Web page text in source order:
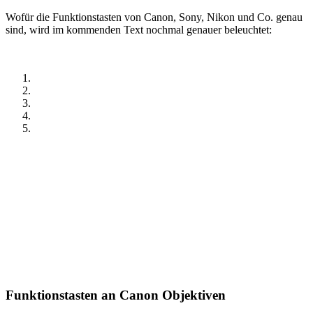
Wofür die Funktionstasten von Canon, Sony, Nikon und Co. genau
sind, wird im kommenden Text nochmal genauer beleuchtet:
Funktionstasten an Canon Objektiven